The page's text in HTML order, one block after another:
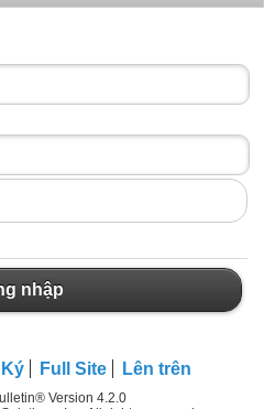
nhập
Full Site Lên trên
Version 4.2.0